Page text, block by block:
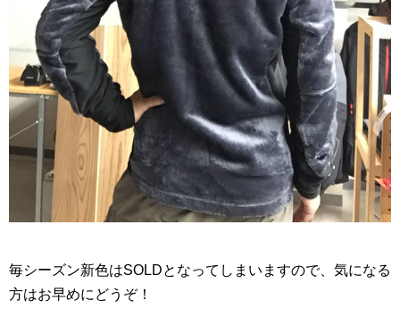
毎シーズン新色はSOLDとなってしまいますので、気になる
方はお早めにどうぞ！